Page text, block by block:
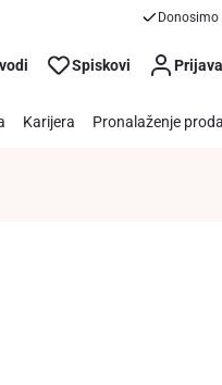
Donosimo
Spiskovi
Karijera Pronalaženje